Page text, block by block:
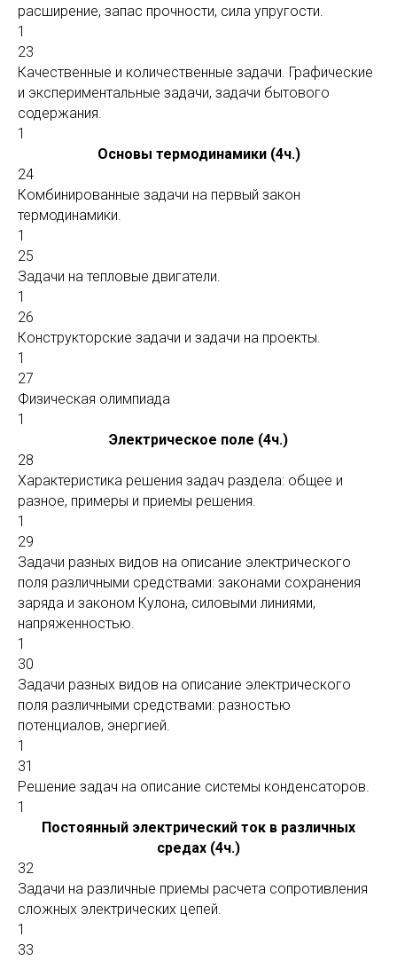
расширение, запас прочности, сила упругости.
1
23
Качественные и количественные задачи. Графические
и экспериментальные задачи, задачи бытового
содержания.
1
Основы термодинамики (4ч.)
24
Комбинированные задачи на первый закон
термодинамики.
1
25
Задачи на тепловые двигатели.
1
26
Конструкторские задачи и задачи на проекты.
1
27
Физическая олимпиада
1
Электрическое поле (4ч.)
28
Характеристика решения задач раздела: общее и
разное, примеры и приемы решения.
1
29
Задачи разных видов на описание электрического
поля различными средствами: законами сохранения
заряда и законом Кулона, силовыми линиями,
напряженностью.
1
30
Задачи разных видов на описание электрического
поля различными средствами: разностью
потенциалов, энергией.
1
31
Решение задач на описание системы конденсаторов.
1
Постоянный электрический ток в различных
средах (4ч.)
32
Задачи на различные приемы расчета сопротивления
сложных электрических цепей.
1
33